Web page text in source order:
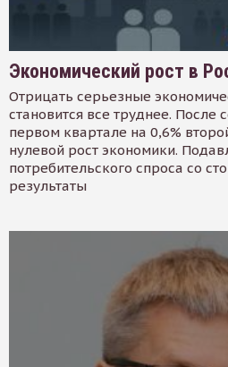
Экономический рост в
Отрицать серьезные
становится все труднее.
первом квартале на 0,6%
нулевой рост экономики.
потребительского спроса со
результаты